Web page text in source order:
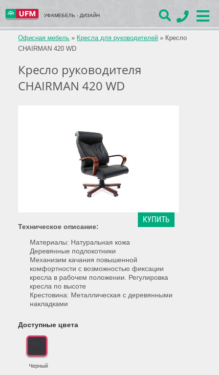
УФАМЕБЕЛЬ - ДИЗАЙН
Офисная мебель » Кресла для руководителей » Кресло
CHAIRMAN 420 WD
Кресло руководителя
CHAIRMAN 420 WD
КУПИТЬ
Техническое описание:
Материалы: Натуральная кожа
Деревянные подлокотники
Механизим качания повышенной
комфортности с возможностью фиксации
кресла в рабочем положении. Регулировка
кресла по высоте
Крестовина: Металлическая с деревянными
накладками
Доступные цвета
Черный